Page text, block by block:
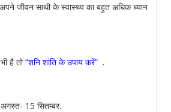
जीवन साथी के स्वास्थ्य का बहुत अधिक ध्यान
है तो“शनि शांति के उपाय करें” .
15 सितम्बर.